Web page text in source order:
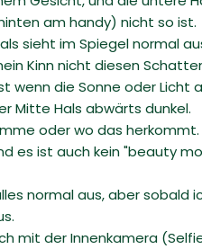
am handy) nicht so ist.
sieht im Spiegel normal
Kinn nicht diesen
wenn die Sonne oder
Mitte Hals abwärts dunkel.
oder wo das herkommt.
es ist auch kein "beauty
normal aus, aber sobald
mit der Innenkamera